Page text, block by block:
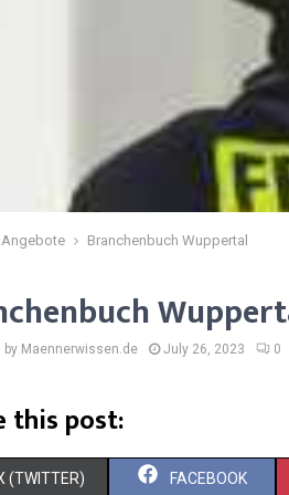
Angebote Branchenbuch Wuppertal
by Maennerwissen.de July 26, 2023 0
this post:
(TWITTER) S
FACEBOOK